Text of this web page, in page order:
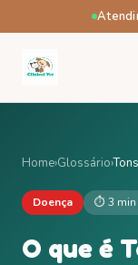
Home›Glossário›
Doença ⏱ 3 min
O que é